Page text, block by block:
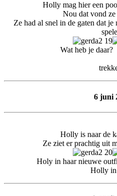
Holly mag hier een
Nou dat vond ze
Ze had al snel in de gaten dat
Wat heb
Kunnen we
6 juni
Holly is naar de
Ze ziet er prachtig uit
Holy in haar
Holly in